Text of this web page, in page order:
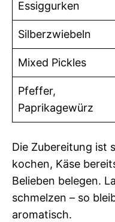
Essiggurken
Silberzwiebeln
Mixed Pickles
Pfeffer,
Paprikagewürz
Die Zubereitung ist
kochen, Käse
Belieben belegen.
schmelzen – so
aromatisch.